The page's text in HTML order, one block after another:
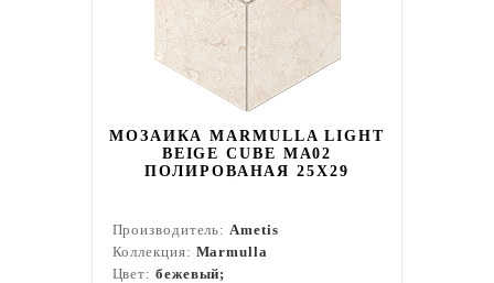
МОЗАИКА MARMULLA LIGHT
BEIGE CUBE MA02
ПОЛИРОВАНАЯ 25X29
Производитель:Ametis
Коллекция: Marmulla
Цвет: бежевый;